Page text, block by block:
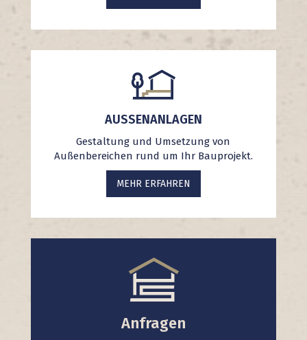
AUSSENANLAGEN
Gestaltung und Umsetzung von
Außenbereichen rund um Ihr Bauprojekt.
MEHR ERFAHREN
Anfragen